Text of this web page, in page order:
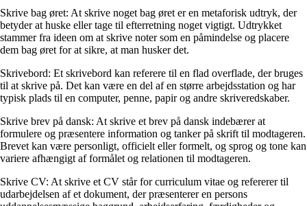
Skrive bag øret: At skrive noget bag øret er en metaforisk udtryk, der
betyder at huske eller tage til efterretning noget vigtigt. Udtrykket
stammer fra ideen om at skrive noter som en påmindelse og placere
dem bag øret for at sikre, at man husker det.
Skrivebord: Et skrivebord kan referere til en flad overflade, der bruges
til at skrive på. Det kan være en del af en større arbejdsstation og har
typisk plads til en computer, penne, papir og andre skriveredskaber.
Skrive brev på dansk: At skrive et brev på dansk indebærer at
formulere og præsentere information og tanker på skrift til modtageren.
Brevet kan være personligt, officielt eller formelt, og sprog og tone kan
variere afhængigt af formålet og relationen til modtageren.
Skrive CV: At skrive et CV står for curriculum vitae og refererer til
udarbejdelsen af et dokument, der præsenterer en persons